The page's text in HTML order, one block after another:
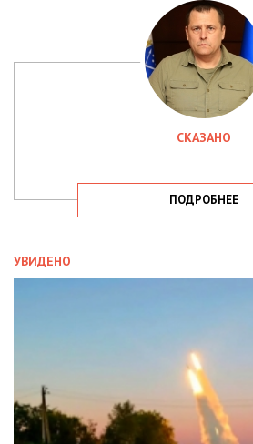
СКАЗАНО
ПОДРОБНЕЕ
УВИДЕНО